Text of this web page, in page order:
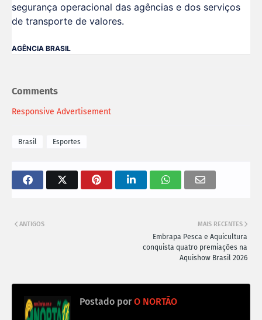
segurança operacional das agências e dos serviços
de transporte de valores.
AGÊNCIA BRASIL
Comments
Responsive Advertisement
Brasil Esportes
MAIS RECENTES
Embrapa Pesca e Aquicultura
conquista quatro premiações na
Aquishow Brasil 2026
ANTIGOS
Postado por O NORTÃO